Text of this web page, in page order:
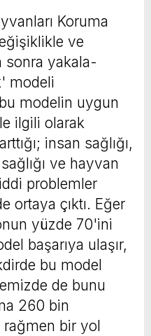
Koruma
ve
sonra yakala-
modeli
modelin uygun
ilgili olarak
insan sağlığı,
ve hayvan
problemler
ortaya çıktı. Eğer
yüzde 70'ini
başarıya ulaşır,
bu model
de bunu
260 bin
rağmen bir yol